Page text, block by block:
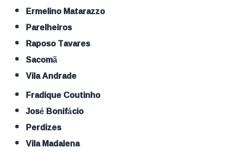
Ermelino Matarazzo
Parelheiros
Raposo Tavares
Sacomã
Vila Andrade
Fradique Coutinho
José Bonifácio
Perdizes
Vila Madalena